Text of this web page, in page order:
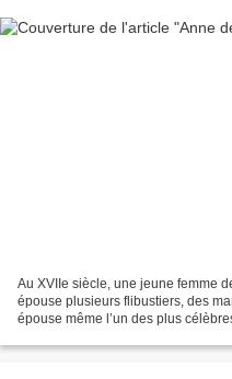
Au XVIIe siècle, une jeune femme
épouse plusieurs flibustiers, des
épouse même l’un des plus